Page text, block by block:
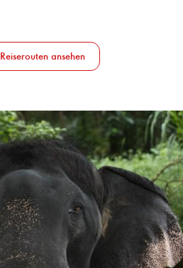
Reiserouten ansehen